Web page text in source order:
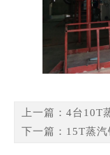
上一篇： 4台10T
下一篇： 15T蒸